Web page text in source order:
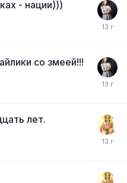
- нации)))
со змеей!!!
лет.